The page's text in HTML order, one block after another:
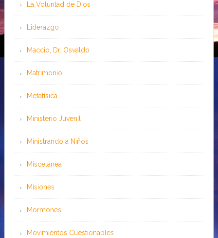
La Voluntad de Dios
Liderazgo
Maccio, Dr. Osvaldo
Matrimonio
Metafísica
Ministerio Juvenil
Ministrando a Niños
Miscelánea
Misiones
Mormones
Movimientos Cuestionables